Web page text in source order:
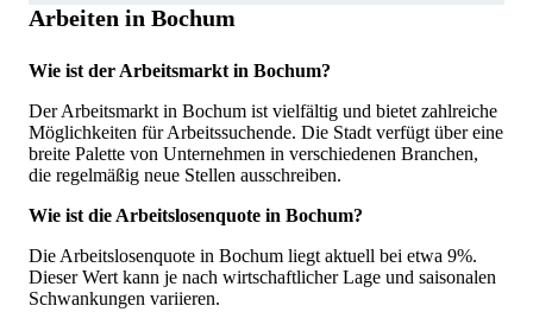
Arbeiten in Bochum
Wie ist der Arbeitsmarkt in Bochum?
Der Arbeitsmarkt in Bochum ist vielfältig und bietet zahlreiche
Möglichkeiten für Arbeitssuchende. Die Stadt verfügt über eine
breite Palette von Unternehmen in verschiedenen Branchen,
die regelmäßig neue Stellen ausschreiben.
Wie ist die Arbeitslosenquote in Bochum?
Die Arbeitslosenquote in Bochum liegt aktuell bei etwa 9%.
Dieser Wert kann je nach wirtschaftlicher Lage und saisonalen
Schwankungen variieren.